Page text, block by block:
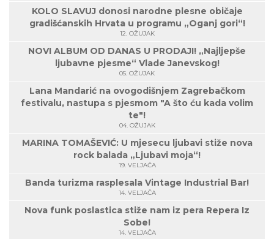
KOLO SLAVUJ donosi narodne plesne običaje
gradišćanskih Hrvata u programu „Oganj gori“!
12. OŽUJAK
NOVI ALBUM OD DANAS U PRODAJI! „Najljepše
ljubavne pjesme“ Vlade Janevskog!
05. OŽUJAK
Lana Mandarić na ovogodišnjem Zagrebačkom
festivalu, nastupa s pjesmom "A što ću kada volim
te"!
04. OŽUJAK
MARINA TOMAŠEVIĆ: U mjesecu ljubavi stiže nova
rock balada „Ljubavi moja“!
19. VELJAČA
Banda turizma rasplesala Vintage Industrial Bar!
14. VELJAČA
Nova funk poslastica stiže nam iz pera Repera Iz
Sobe!
14. VELJAČA